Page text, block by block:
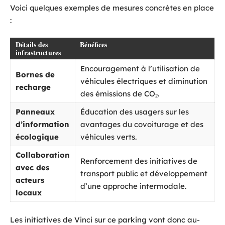
Voici quelques exemples de mesures concrètes en place
:
Détails des
infrastructures
Bénéfices
Bornes de
recharge
Encouragement à l’utilisation de
véhicules électriques et diminution
des émissions de CO₂.
Panneaux
d’information
écologique
Éducation des usagers sur les
avantages du covoiturage et des
véhicules verts.
Collaboration
avec des
acteurs
locaux
Renforcement des initiatives de
transport public et développement
d’une approche intermodale.
Les initiatives de Vinci sur ce parking vont donc au-